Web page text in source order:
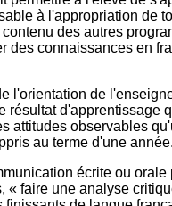
à l'appropriation de
des autres
des connaissances en
l'orientation de
résultat d'apprentissage
attitudes observables
au terme d'une année.
écrite ou
« faire une analyse